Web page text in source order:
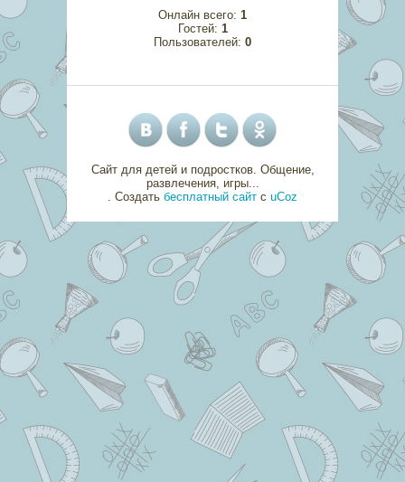
Онлайн всего: 1
Гостей: 1
Пользователей: 0
Сайт для детей и подростков. Общение,
развлечения, игры...
Создать бесплатный сайт с uCoz